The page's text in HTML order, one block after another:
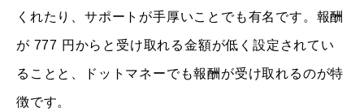
くれたり、サポートが手厚いことでも有名です。報酬
が 777 円からと受け取れる金額が低く設定されてい
ることと、ドットマネーでも報酬が受け取れるのが特
徴です。